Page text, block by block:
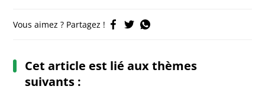
Vous aimez ? Partagez !
Cet article est lié aux thèmes
suivants :